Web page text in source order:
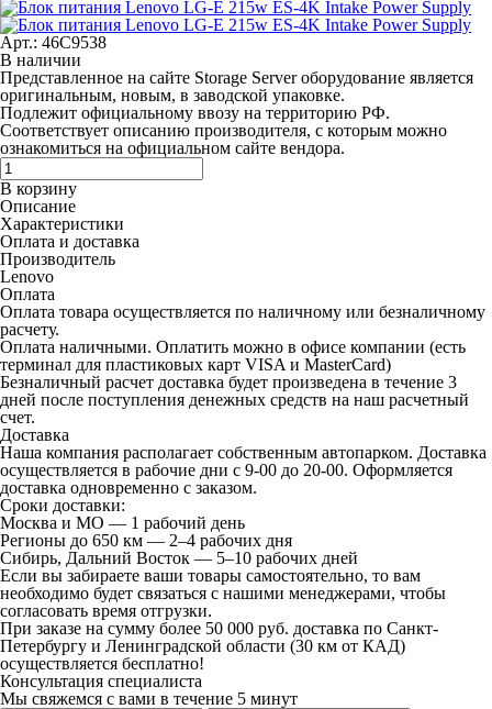
Арт.: 46C9538
В наличии
Представленное на сайте Storage Server оборудование является
оригинальным, новым, в заводской упаковке.
Подлежит официальному ввозу на территорию РФ.
Соответствует описанию производителя, с которым можно
ознакомиться на официальном сайте вендора.
В корзину
Описание
Характеристики
Оплата и доставка
Производитель
Lenovo
Оплата
Оплата товара осуществляется по наличному или безналичному
расчету.
Оплата наличными. Оплатить можно в офисе компании (есть
терминал для пластиковых карт VISA и MasterCard)
Безналичный расчет доставка будет произведена в течение 3
дней после поступления денежных средств на наш расчетный
счет.
Доставка
Наша компания располагает собственным автопарком. Доставка
осуществляется в рабочие дни с 9-00 до 20-00. Оформляется
доставка одновременно с заказом.
Сроки доставки:
Москва и МО — 1 рабочий день
Регионы до 650 км — 2–4 рабочих дня
Сибирь, Дальний Восток — 5–10 рабочих дней
Если вы забираете ваши товары самостоятельно, то вам
необходимо будет связаться с нашими менеджерами, чтобы
согласовать время отгрузки.
При заказе на сумму более 50 000 руб. доставка по Санкт-
Петербургу и Ленинградской области (30 км от КАД)
осуществляется бесплатно!
Консультация специалиста
Мы свяжемся с вами в течение 5 минут